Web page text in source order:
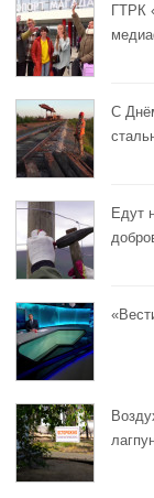
ГТРК
С
Едут